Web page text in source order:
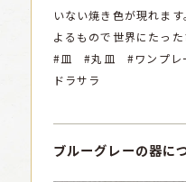
いない焼き色が現れます
よるもので世界にたっ
#皿 #丸皿 #ワンプレ
ドラサラ
ブルーグレーの器に